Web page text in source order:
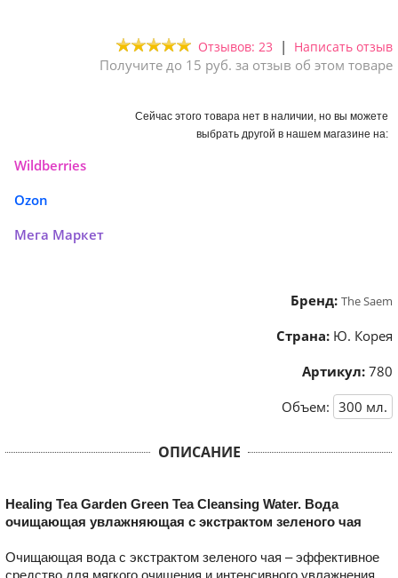
Отзывов: 23 | Написать отзыв
Получите до 15 руб. за отзыв об этом товаре
Сейчас этого товара нет в наличии, но вы можете
выбрать другой в нашем магазине на:
Wildberries
Ozon
Мега Маркет
Бренд: The Saem
Страна: Ю. Корея
Артикул: 780
Объем: 300 мл.
ОПИСАНИЕ
Healing Tea Garden Green Tea Cleansing Water. Вода
очищающая увлажняющая с экстрактом зеленого чая
Очищающая вода с экстрактом зеленого чая – эффективное
средство для мягкого очищения и интенсивного увлажнения